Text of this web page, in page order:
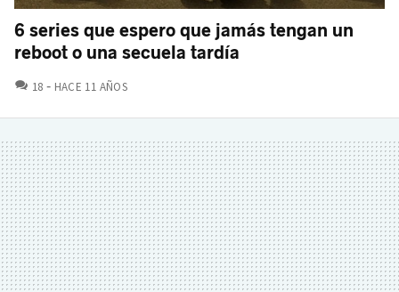
6 series que espero que jamás tengan un
reboot o una secuela tardía
18 COMENTARIOS
HACE 11 AÑOS